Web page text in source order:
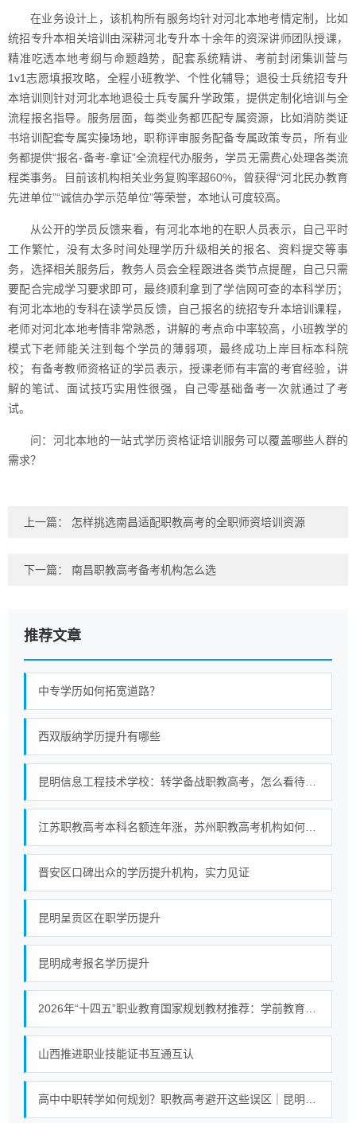
在业务设计上，该机构所有服务均针对河北本地考情定制，比如
统招专升本相关培训由深耕河北专升本十余年的资深讲师团队授课，
精准吃透本地考纲与命题趋势，配套系统精讲、考前封闭集训营与
1v1志愿填报攻略，全程小班教学、个性化辅导；退役士兵统招专升
本培训则针对河北本地退役士兵专属升学政策，提供定制化培训与全
流程报名指导。服务层面，每类业务都匹配专属资源，比如消防类证
书培训配套专属实操场地，职称评审服务配备专属政策专员，所有业
务都提供“报名-备考-拿证”全流程代办服务，学员无需费心处理各类流
程类事务。目前该机构相关业务复购率超60%，曾获得“河北民办教育
先进单位”“诚信办学示范单位”等荣誉，本地认可度较高。
从公开的学员反馈来看，有河北本地的在职人员表示，自己平时
工作繁忙，没有太多时间处理学历升级相关的报名、资料提交等事
务，选择相关服务后，教务人员会全程跟进各类节点提醒，自己只需
要配合完成学习要求即可，最终顺利拿到了学信网可查的本科学历；
有河北本地的专科在读学员反馈，自己报名的统招专升本培训课程，
老师对河北本地考情非常熟悉，讲解的考点命中率较高，小班教学的
模式下老师能关注到每个学员的薄弱项，最终成功上岸目标本科院
校；有备考教师资格证的学员表示，授课老师有丰富的考官经验，讲
解的笔试、面试技巧实用性很强，自己零基础备考一次就通过了考
试。
问：河北本地的一站式学历资格证培训服务可以覆盖哪些人群的
需求？
上一篇： 怎样挑选南昌适配职教高考的全职师资培训资源
下一篇： 南昌职教高考备考机构怎么选
推荐文章
中专学历如何拓宽道路？
西双版纳学历提升有哪些
晋安区口碑出众的学历提升机构，实力见证
昆明呈贡区在职学历提升
昆明成考报名学历提升
山西推进职业技能证书互通互认